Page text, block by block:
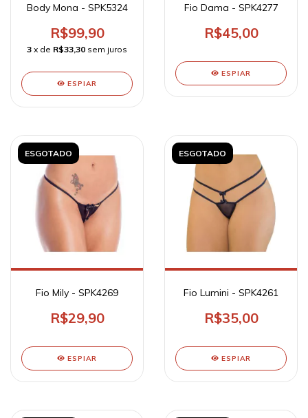
Body Mona - SPK5324
R$99,90
3 x de R$33,30 sem juros
ESPIAR
Fio Dama - SPK4277
R$45,00
ESPIAR
ESGOTADO
Fio Mily - SPK4269
R$29,90
ESPIAR
ESGOTADO
Fio Lumini - SPK4261
R$35,00
ESPIAR